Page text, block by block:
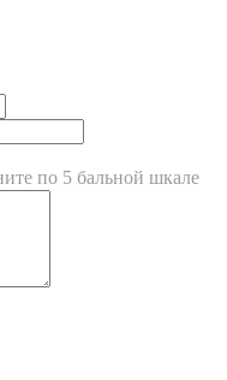
по 5 бальной шкале